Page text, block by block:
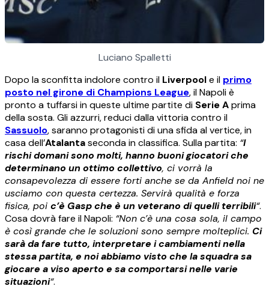
Luciano Spalletti
Dopo la sconfitta indolore contro il Liverpoole il primo
posto nel girone di Champions League, il Napoli è
pronto a tuffarsi in queste ultime partite di Serie Aprima
della sosta. Gli azzurri, reduci dalla vittoria contro il
Sassuolo, saranno protagonisti di una sfida al vertice, in
casa dell’Atalantaseconda in classifica. Sulla partita: “I
rischi domani sono molti, hanno buoni giocatori che
determinano un ottimo collettivo, ci vorrà la
consapevolezza di essere forti anche se da Anfield noi ne
usciamo con questa certezza. Servirà qualità e forza
fisica, poi c’è Gasp che è un veterano di quelli terribili“.
Cosa dovrà fare il Napoli: “Non c’è una cosa sola, il campo
è così grande che le soluzioni sono sempre molteplici. Ci
sarà da fare tutto, interpretare i cambiamenti nella
stessa partita, e noi abbiamo visto che la squadra sa
giocare a viso aperto e sa comportarsi nelle varie
situazioni“.